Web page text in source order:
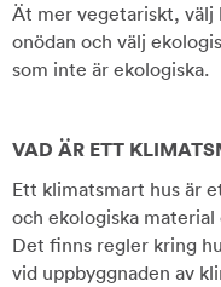
Ät mer vegetariskt, välj
onödan och välj
som inte är ekologiska.
VAD ÄR ETT
Ett klimatsmart hus är
och ekologiska
Det finns regler kring
vid uppbyggnaden av